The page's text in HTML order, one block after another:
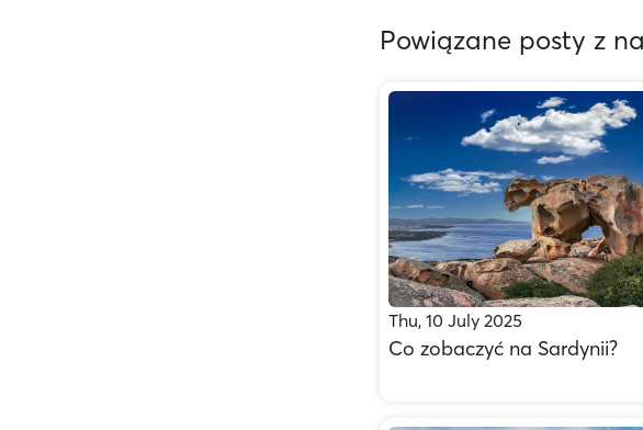
Powiązane posty z
Thu, 10 July 2025
Co zobaczyć na Sardynii?